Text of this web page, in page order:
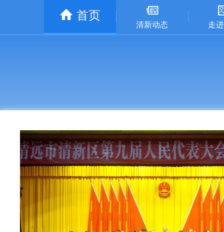
首页
清新动态 走